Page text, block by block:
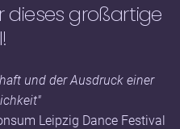
dieses großartige
und der Ausdruck einer
Leipzig Dance Festival